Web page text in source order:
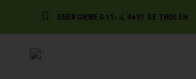
ENERGIEWEG 11-J, 4691 SE THOLEN